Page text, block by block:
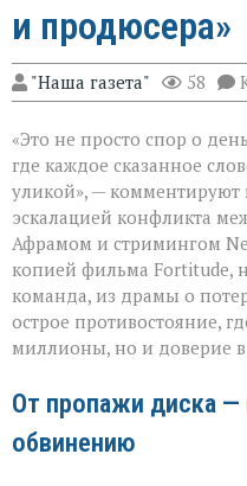
и продюсера»
"Наша газета" 58
«Это не просто спор о
где каждое сказанное
уликой», — комментируют
эскалацией конфликта
Афрамом и стримингом
копией фильма Fortitude,
команда, из драмы о
острое противостояние,
миллионы, но и доверие
От пропажи диска —
обвинению